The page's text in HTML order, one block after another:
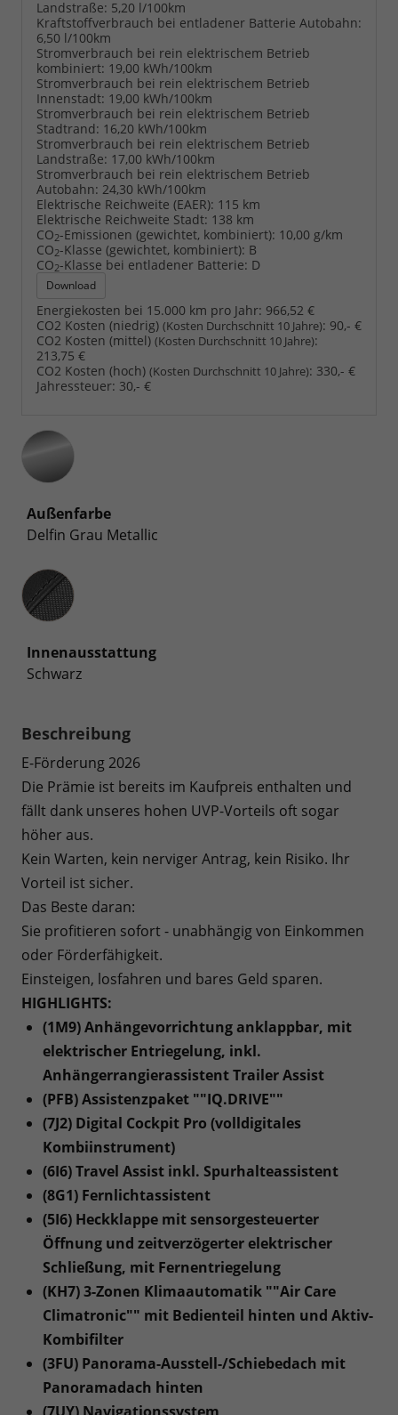
Landstraße: 5,20 l/100km
Kraftstoffverbrauch bei entladener Batterie Autobahn:
6,50 l/100km
Stromverbrauch bei rein elektrischem Betrieb
kombiniert: 19,00 kWh/100km
Stromverbrauch bei rein elektrischem Betrieb
Innenstadt: 19,00 kWh/100km
Stromverbrauch bei rein elektrischem Betrieb
Stadtrand: 16,20 kWh/100km
Stromverbrauch bei rein elektrischem Betrieb
Landstraße: 17,00 kWh/100km
Stromverbrauch bei rein elektrischem Betrieb
Autobahn: 24,30 kWh/100km
Elektrische Reichweite (EAER): 115 km
Elektrische Reichweite Stadt: 138 km
CO2-Emissionen (gewichtet, kombiniert): 10,00 g/km
CO2-Klasse (gewichtet, kombiniert): B
CO2-Klasse bei entladener Batterie: D
Download
Energiekosten bei 15.000 km pro Jahr: 966,52 €
CO2 Kosten (niedrig) (Kosten Durchschnitt 10 Jahre): 90,- €
CO2 Kosten (mittel) (Kosten Durchschnitt 10 Jahre):
213,75 €
CO2 Kosten (hoch) (Kosten Durchschnitt 10 Jahre): 330,- €
Jahressteuer: 30,- €
Außenfarbe
Delfin Grau Metallic
Innenausstattung
Innenausstattung
Schwarz
Beschreibung
E-Förderung 2026
Die Prämie ist bereits im Kaufpreis enthalten und
fällt dank unseres hohen UVP-Vorteils oft sogar
höher aus.
Kein Warten, kein nerviger Antrag, kein Risiko. Ihr
Vorteil ist sicher.
Das Beste daran:
Sie profitieren sofort - unabhängig von Einkommen
oder Förderfähigkeit.
Einsteigen, losfahren und bares Geld sparen.
HIGHLIGHTS:
(1M9) Anhängevorrichtung anklappbar, mit
elektrischer Entriegelung, inkl.
Anhängerrangierassistent Trailer Assist
(PFB) Assistenzpaket ""IQ.DRIVE""
(7J2) Digital Cockpit Pro (volldigitales
Kombiinstrument)
(6I6) Travel Assist inkl. Spurhalteassistent
(8G1) Fernlichtassistent
(5I6) Heckklappe mit sensorgesteuerter
Öffnung und zeitverzögerter elektrischer
Schließung, mit Fernentriegelung
(KH7) 3-Zonen Klimaautomatik ""Air Care
Climatronic"" mit Bedienteil hinten und Aktiv-
Kombifilter
(3FU) Panorama-Ausstell-/Schiebedach mit
Panoramadach hinten